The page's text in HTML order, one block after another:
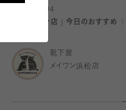
2026.08.04
〈 メイワン店｜今日のおすすめ 〉
靴下屋
メイワン浜松店